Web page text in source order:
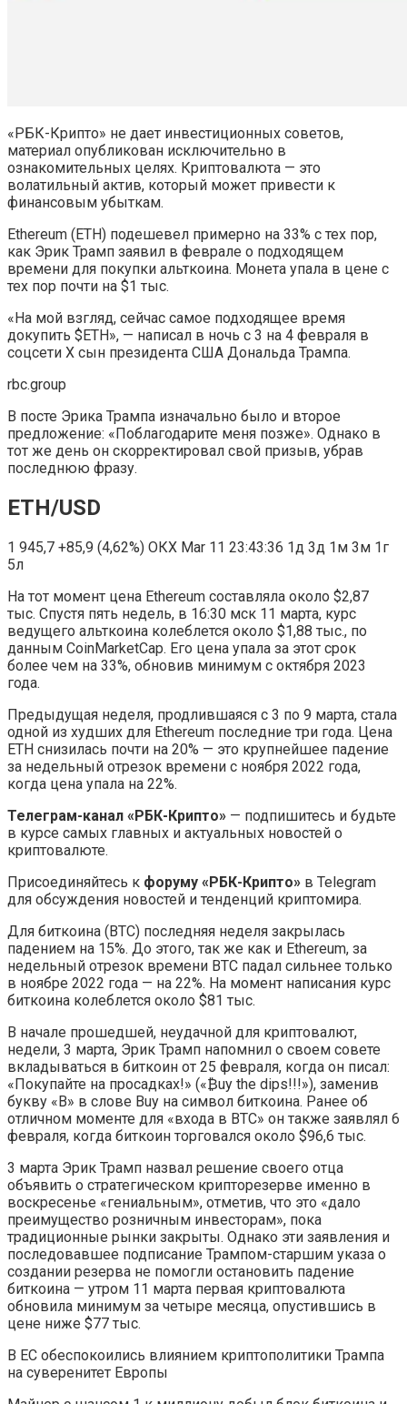
«РБК-Крипто» не дает инвестиционных советов,
материал опубликован исключительно в
ознакомительных целях. Криптовалюта — это
волатильный актив, который может привести к
финансовым убыткам.
Ethereum (ETH) подешевел примерно на 33% с тех пор,
как Эрик Трамп заявил в феврале о подходящем
времени для покупки альткоина. Монета упала в цене с
тех пор почти на $1 тыс.
«На мой взгляд, сейчас самое подходящее время
докупить $ETH», — написал в ночь с 3 на 4 февраля в
соцсети Х сын президента США Дональда Трампа.
rbc.group
В посте Эрика Трампа изначально было и второе
предложение: «Поблагодарите меня позже». Однако в
тот же день он скорректировал свой призыв, убрав
последнюю фразу.
ETH/USD
1 945,7 +85,9 (4,62%) ОКХ Mar 11 23:43:36 1д 3д 1м 3м 1г
5л
На тот момент цена Ethereum составляла около $2,87
тыс. Спустя пять недель, в 16:30 мск 11 марта, курс
ведущего альткоина колеблется около $1,88 тыс., по
данным CoinMarketCap. Его цена упала за этот срок
более чем на 33%, обновив минимум с октября 2023
года.
Предыдущая неделя, продлившаяся с 3 по 9 марта, стала
одной из худших для Ethereum последние три года. Цена
ETH снизилась почти на 20% — это крупнейшее падение
за недельный отрезок времени с ноября 2022 года,
когда цена упала на 22%.
Телеграм-канал «РБК-Крипто» — подпишитесь и будьте
в курсе самых главных и актуальных новостей о
криптовалюте.
Присоединяйтесь к форуму «РБК-Крипто» в Telegram
для обсуждения новостей и тенденций криптомира.
Для биткоина (BTC) последняя неделя закрылась
падением на 15%. До этого, так же как и Ethereum, за
недельный отрезок времени BTC падал сильнее только
в ноябре 2022 года — на 22%. На момент написания курс
биткоина колеблется около $81 тыс.
В начале прошедшей, неудачной для криптовалют,
недели, 3 марта, Эрик Трамп напомнил о своем совете
вкладываться в биткоин от 25 февраля, когда он писал:
«Покупайте на просадках!» («₿uy the dips!!!»), заменив
букву «B» в слове Buy на символ биткоина. Ранее об
отличном моменте для «входа в BTC» он также заявлял 6
февраля, когда биткоин торговался около $96,6 тыс.
3 марта Эрик Трамп назвал решение своего отца
объявить о стратегическом крипторезерве именно в
воскресенье «гениальным», отметив, что это «дало
преимущество розничным инвесторам», пока
традиционные рынки закрыты. Однако эти заявления и
последовавшее подписание Трампом-старшим указа о
создании резерва не помогли остановить падение
биткоина — утром 11 марта первая криптовалюта
обновила минимум за четыре месяца, опустившись в
цене ниже $77 тыс.
В ЕС обеспокоились влиянием криптополитики Трампа
на суверенитет Европы